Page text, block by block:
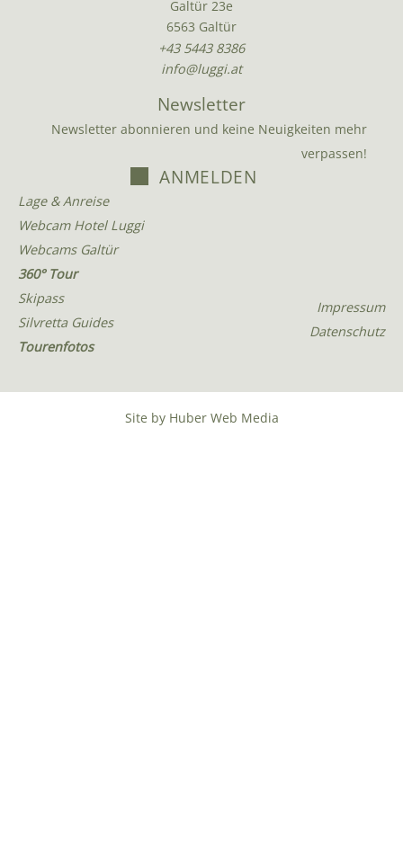
Galtür 23e
6563 Galtür
+43 5443 8386
info@luggi.at
Newsletter
Newsletter abonnieren und keine Neuigkeiten mehr
verpassen!
ANMELDEN
Lage & Anreise
Webcam Hotel Luggi
Webcams Galtür
360° Tour
Skipass
Silvretta Guides
Tourenfotos
Impressum
Datenschutz
Site by Huber Web Media